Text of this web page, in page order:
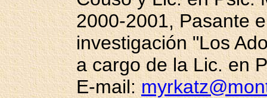
2000-2001, Pasante
investigación "Los
a cargo de la Lic. en
E-mail: